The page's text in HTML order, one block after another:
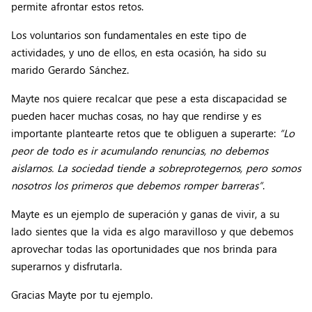
permite afrontar estos retos.
Los voluntarios son fundamentales en este tipo de
actividades, y uno de ellos, en esta ocasión, ha sido su
marido Gerardo Sánchez.
Mayte nos quiere recalcar que pese a esta discapacidad se
pueden hacer muchas cosas, no hay que rendirse y es
importante plantearte retos que te obliguen a superarte: “Lo
peor de todo es ir acumulando renuncias, no debemos
aislarnos. La sociedad tiende a sobreprotegernos, pero somos
nosotros los primeros que debemos romper barreras”.
Mayte es un ejemplo de superación y ganas de vivir, a su
lado sientes que la vida es algo maravilloso y que debemos
aprovechar todas las oportunidades que nos brinda para
superarnos y disfrutarla.
Gracias Mayte por tu ejemplo.